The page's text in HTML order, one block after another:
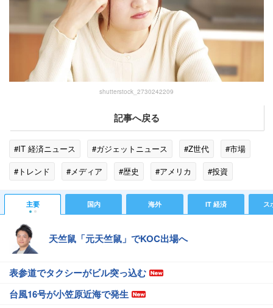
shutterstock_2730242209
記事へ戻る
#IT 経済ニュース #ガジェットニュース #Z世代
#市場
#トレンド
#メディア #歴史 #アメリカ
#投資
#ソーシャルメディア
#20世紀 #NBC
#人種差別
#オーストラリア
#固定電話
主要 国内 海外 IT 経済 ス
天竺鼠「元天竺鼠」でKOC出場へ
表参道でタクシーがビル突っ込む
台風16号が小笠原近海で発生